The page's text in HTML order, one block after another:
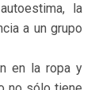
la
a un grupo
en la ropa y